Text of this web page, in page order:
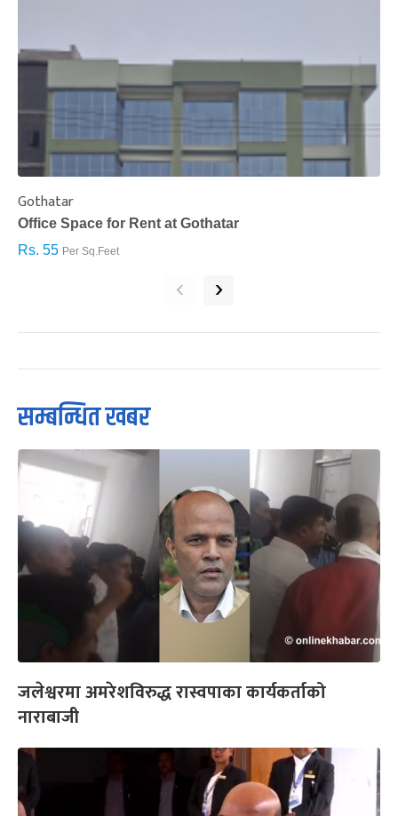
Gothatar
Office Space for Rent at Gothatar
Rs. 55 Per Sq.Feet
‹ ›
सम्बन्धित खबर
जलेश्वरमा अमरेशविरुद्ध रास्वपाका कार्यकर्ताको
नाराबाजी